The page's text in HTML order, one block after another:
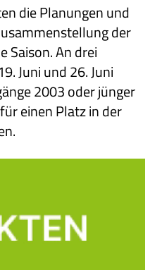
die Planungen und
der
Saison. An drei
Juni und 26. Juni
2003 oder jünger
einen Platz in der